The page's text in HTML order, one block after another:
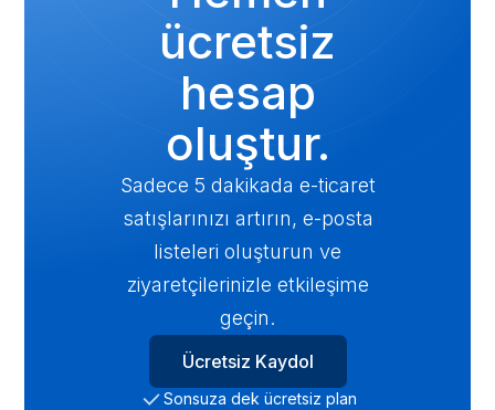
ücretsiz
hesap
oluştur.
Sadece 5 dakikada e-ticaret
satışlarınızı artırın, e-posta
listeleri oluşturun ve
ziyaretçilerinizle etkileşime
geçin.
Ücretsiz Kaydol
Sonsuza dek ücretsiz plan